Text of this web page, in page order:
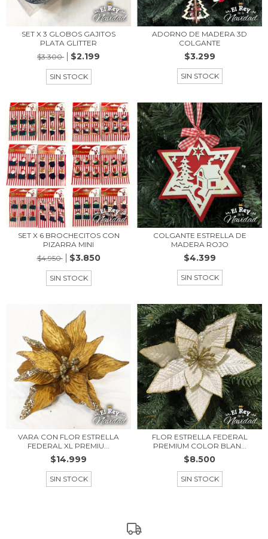
SET X 3 GLOBOS GAJITOS
PLATA GLITTER
$3.300
$2.199
SIN STOCK
ADORNO DE MADERA 3D
COLGANTE
$3.299
SIN STOCK
SET X 6 BROCHECITOS CON
PIZARRA MINI
$4.950
$3.850
SIN STOCK
COLGANTE ESTRELLA DE
MADERA ROJO
$4.399
SIN STOCK
VARA CON FLOR ESTRELLA
FEDERAL XL PREMIU...
$14.999
SIN STOCK
FLOR ESTRELLA FEDERAL
PREMIUM COLOR BLAN...
$8.500
SIN STOCK